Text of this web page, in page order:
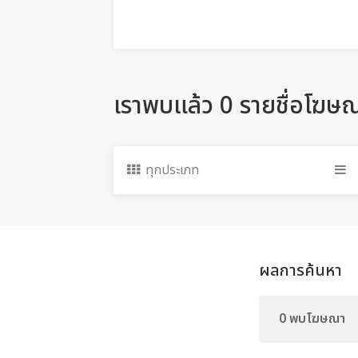
เราพบแล้ว 0 รายชื่อโฆษ
ทุกประเภท
ผลการค้นหา
0 พบโฆษณา